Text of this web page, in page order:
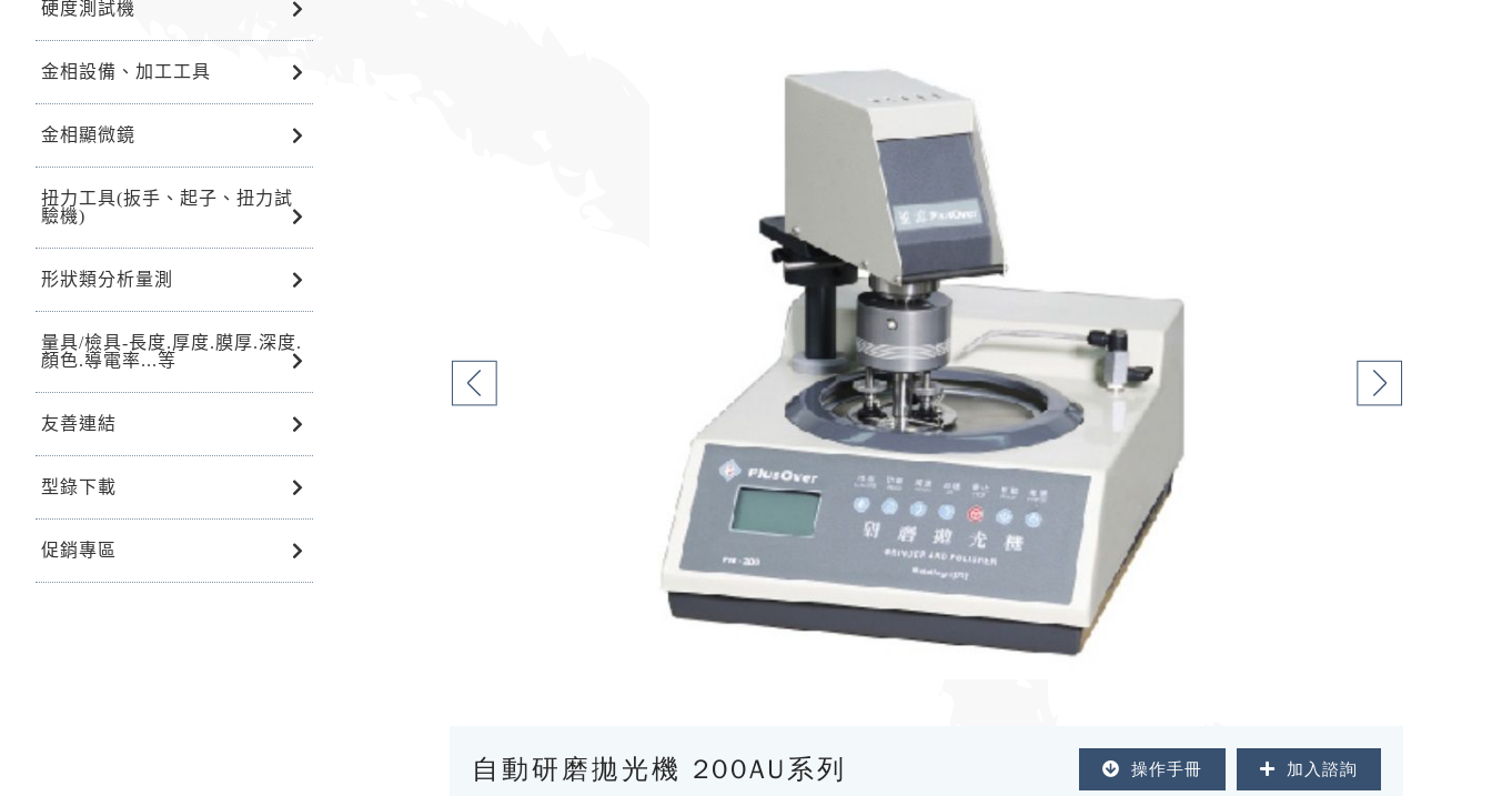
硬度測試機
金相設備、加工工具
金相顯微鏡
扭力工具(扳手、起子、扭力試
驗機)
形狀類分析量測
量具/檢具-長度.厚度.膜厚.深度.
顏色.導電率...等
友善連結
型錄下載
促銷專區
自動研磨拋光機 200AU系列 操作手冊 加入諮詢